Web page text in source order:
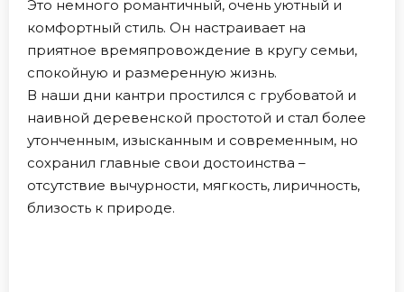
Это немного романтичный, очень уютный и
комфортный стиль. Он настраивает на
приятное времяпровождение в кругу семьи,
спокойную и размеренную жизнь.
В наши дни кантри простился с грубоватой и
наивной деревенской простотой и стал более
утонченным, изысканным и современным, но
сохранил главные свои достоинства –
отсутствие вычурности, мягкость, лиричность,
близость к природе.